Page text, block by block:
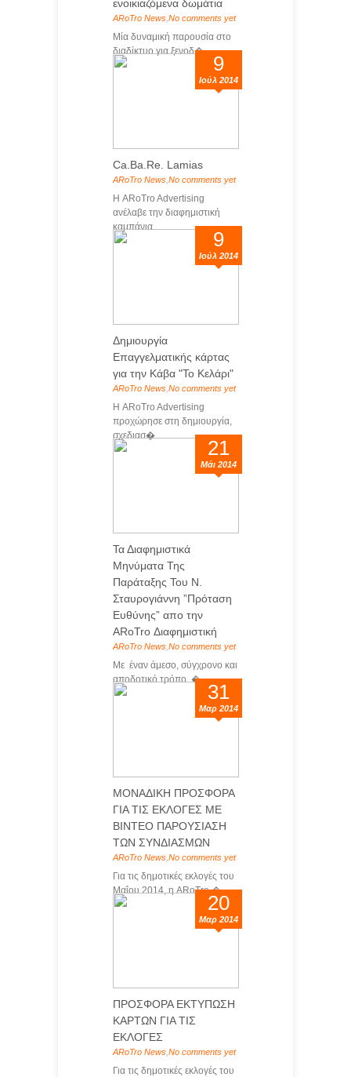
ενοικιαζόμενα δωμάτια
ARoTro News No comments yet
Μία δυναμική παρουσία στο
διαδίκτυο για ξενοδ�...
9
Ιούλ 2014
Ca.Ba.Re. Lamias
ARoTro News No comments yet
Η ARoTro Advertising
ανέλαβε την διαφημιστική
καμπάνια...
9
Ιούλ 2014
Δημιουργία
Επαγγελματικής κάρτας
για την Κάβα "Το Κελάρι"
ARoTro News No comments yet
Η ARoTro Advertising
προχώρησε στη δημιουργία,
σχεδιασ�...
21
Μάι 2014
Τα Διαφημιστικά
Μηνύματα Της
Παράταξης Του Ν.
Σταυρογιάννη ”Πρόταση
Ευθύνης” απο την
ARoTro Διαφημιστική
ARoTro News No comments yet
Με έναν άμεσο, σύγχρονο και
αποδοτικό τρόπο �...
31
Μαρ 2014
ΜΟΝΑΔΙΚΗ ΠΡΟΣΦΟΡΑ
ΓΙΑ ΤΙΣ ΕΚΛΟΓΕΣ ΜΕ
ΒΙΝΤΕΟ ΠΑΡΟΥΣΙΑΣΗ
ΤΩΝ ΣΥΝΔΙΑΣΜΩΝ
ARoTro News No comments yet
Για τις δημοτικές εκλογές του
Μαΐου 2014, η ARoTro �...
20
Μαρ 2014
ΠΡΟΣΦΟΡΑ ΕΚΤΥΠΩΣΗ
ΚΑΡΤΩΝ ΓΙΑ ΤΙΣ
ΕΚΛΟΓΕΣ
ARoTro News No comments yet
Για τις δημοτικές εκλογές του